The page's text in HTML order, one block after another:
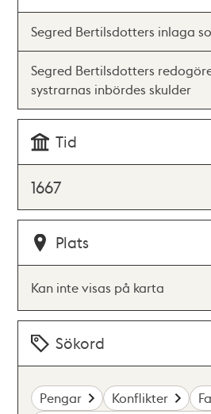
Segred Bertilsdotters inlaga
Segred Bertilsdotters
systrarnas inbördes skulder
Tid
1667
Plats
Kan inte visas på karta
Sökord
Pengar Konflikter